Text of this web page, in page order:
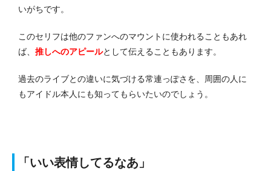
いがちです。
このセリフは他のファンへのマウントに使われることもあれ
ば、 推しへのアピールとして伝えることもあります。
過去のライブとの違いに気づける常連っぽさを、周囲の人に
もアイドル本人にも知ってもらいたいのでしょう。
「いい表情してるなあ」